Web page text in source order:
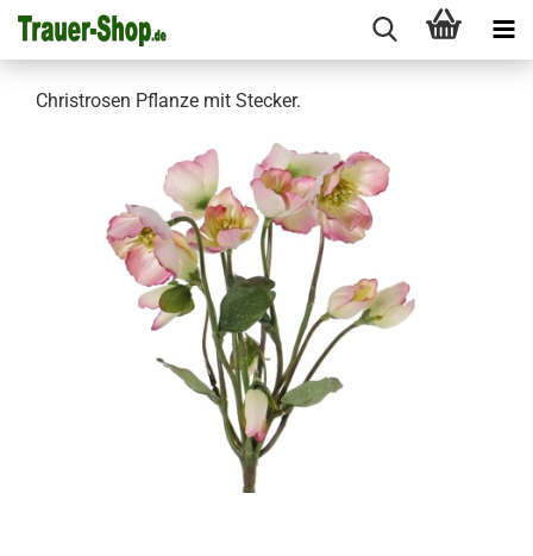
Christrosen Pflanze mit Stecker.